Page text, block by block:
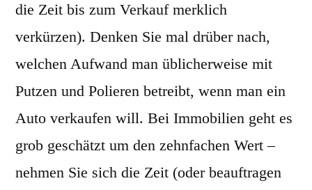
die Zeit bis zum Verkauf merklich
verkürzen). Denken Sie mal drüber nach,
welchen Aufwand man üblicherweise mit
Putzen und Polieren betreibt, wenn man ein
Auto verkaufen will. Bei Immobilien geht es
grob geschätzt um den zehnfachen Wert –
nehmen Sie sich die Zeit (oder beauftragen